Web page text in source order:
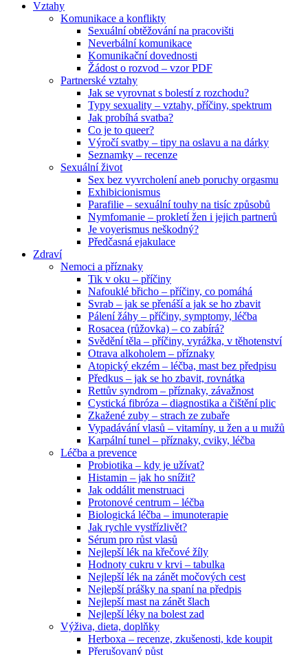
Vztahy
Komunikace a konflikty
Sexuální obtěžování na pracovišti
Neverbální komunikace
Komunikační dovednosti
Žádost o rozvod – vzor PDF
Partnerské vztahy
Jak se vyrovnat s bolestí z rozchodu?
Typy sexuality – vztahy, příčiny, spektrum
Jak probíhá svatba?
Co je to queer?
Výročí svatby – tipy na oslavu a na dárky
Seznamky – recenze
Sexuální život
Sex bez vyvrcholení aneb poruchy orgasmu
Exhibicionismus
Parafilie – sexuální touhy na tisíc způsobů
Nymfomanie – prokletí žen i jejich partnerů
Je voyerismus neškodný?
Předčasná ejakulace
Zdraví
Nemoci a příznaky
Tik v oku – příčiny
Nafouklé břicho – příčiny, co pomáhá
Svrab – jak se přenáší a jak se ho zbavit
Pálení žáhy – příčiny, symptomy, léčba
Rosacea (růžovka) – co zabírá?
Svědění těla – příčiny, vyrážka, v těhotenství
Otrava alkoholem – příznaky
Atopický ekzém – léčba, mast bez předpisu
Předkus – jak se ho zbavit, rovnátka
Rettův syndrom – příznaky, závažnost
Cystická fibróza – diagnostika a čištění plic
Zkažené zuby – strach ze zubaře
Vypadávání vlasů – vitamíny, u žen a u mužů
Karpální tunel – příznaky, cviky, léčba
Léčba a prevence
Probiotika – kdy je užívat?
Histamin – jak ho snížit?
Jak oddálit menstruaci
Protonové centrum – léčba
Biologická léčba – imunoterapie
Jak rychle vystřízlivět?
Sérum pro růst vlasů
Nejlepší lék na křečové žíly
Hodnoty cukru v krvi – tabulka
Nejlepší lék na zánět močových cest
Nejlepší prášky na spaní na předpis
Nejlepší mast na zánět šlach
Nejlepší léky na bolest zad
Výživa, dieta, doplňky
Herboxa – recenze, zkušenosti, kde koupit
Přerušovaný půst